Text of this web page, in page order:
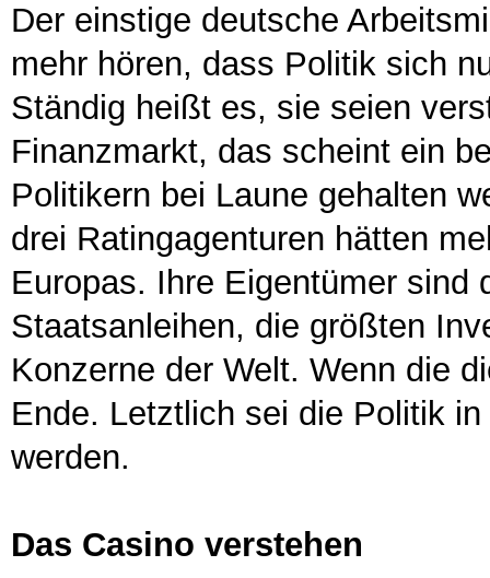
Der einstige deutsche
mehr hören, dass Politik sich
Ständig heißt es, sie seien
Finanzmarkt, das scheint ein
Politikern bei Laune gehalten
drei Ratingagenturen hätten
Europas. Ihre Eigentümer sind
Staatsanleihen, die größten
Konzerne der Welt. Wenn die
Ende. Letztlich sei die Politik
werden.
Das Casino verstehen